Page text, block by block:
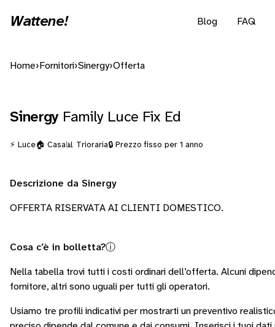
Wattene! Blog FAQ
Home› Fornitori›Sinergy›Offerta
Sinergy Family Luce Fix Ed
⚡ Luce🏠 Casa📊 Trioraria🔒 Prezzo fisso per 1 anno
Descrizione da Sinergy
OFFERTA RISERVATA AI CLIENTI DOMESTICO.
Cosa c’è in bolletta?ⓘ
Nella tabella trovi tutti i costi ordinari dell’offerta. Alcuni
fornitore, altri sono uguali per tutti gli operatori.
Usiamo tre profili indicativi per mostrarti un preventivo